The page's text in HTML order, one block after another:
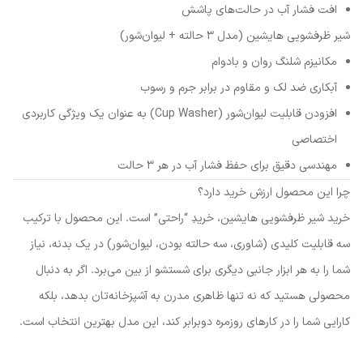
افت فشار آب در حالت‌های پاشش
شیر ظرفشویی هایشین (مدل ۳ حالته + لیوان‌شور)
مکانیزم شلنگ روان و بادوام
آبکاری ضد لک و مقاوم در برابر جرم و رسوب
افزودن قابلیت لیوان‌شور (Cup Washer) به عنوان یک ویژگی کاربردی
اختصاصی
مهندسی دقیق برای حفظ فشار آب در هر ۳ حالت
چرا این محصول ارزش خرید دارد؟
خرید شیر ظرفشویی هایشین، خریدِ “راحتی” است. این محصول با ترکیب
سه قابلیت کلیدی (شاوری، سه حالته بودن، لیوان‌شور) در یک بدنه، نیاز
شما را به هر ابزار جانبی دیگری برای شستشو از بین می‌برد. اگر به دنبال
محصولی هستید که نه تنها ظاهری مدرن به آشپزخانه‌تان بدهد، بلکه
کارایی شما را در کارهای روزمره دوبرابر کند، این مدل بهترین انتخاب است.